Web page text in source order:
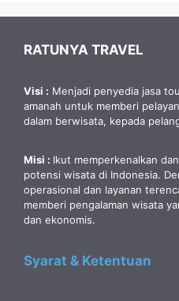
RATUNYA TRAVEL
Visi : Menjadi penyedia jasa
amanah untuk memberi
dalam berwisata, kepada
Misi : Ikut memperkenalkan
potensi wisata di Indonesia.
operasional dan layanan
memberi pengalaman wisata
dan ekonomis.
Syarat & Ketentuan